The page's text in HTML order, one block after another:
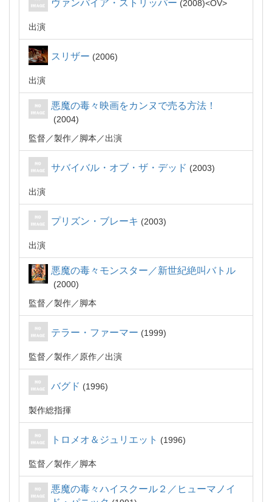
ヴァンパイア・ストリッパー 2008 OV
出演
スリザー 2006
出演
悪魔の毒々映画をカンヌで売る方法！
2004
監督
製作 脚本 出演
サバイバル・オブ・ザ・デッド 2003
出演
プリズン・ブレーキ 2003
出演
悪魔の毒々モンスター／新世紀絶叫バトル
2000
監督
製作 脚本
テラー・ファーマー 1999
監督 製作 原作 出演
バグド 1996
製作総指揮
トロメオ＆ジュリエット 1996
監督 製作 脚本
悪魔の毒々ハイスクール２／ヒューマノイ